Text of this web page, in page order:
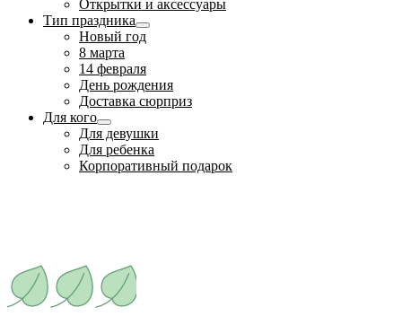
Открытки и аксессуары
Тип праздника
Новый год
8 марта
14 февраля
День рождения
Доставка сюрприз
Для кого
Для девушки
Для ребенка
Корпоративный подарок